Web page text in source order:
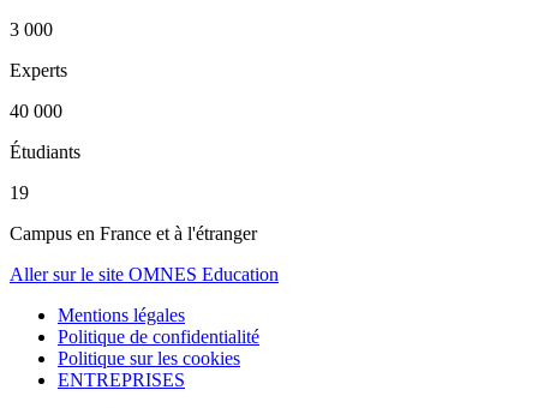
3 000
Experts
40 000
Étudiants
19
Campus en France et à l'étranger
Aller sur le site OMNES Education
Mentions légales
Politique de confidentialité
Politique sur les cookies
ENTREPRISES